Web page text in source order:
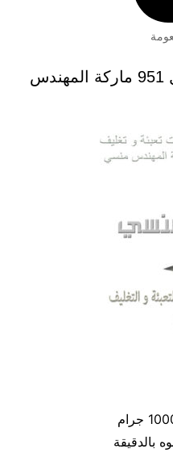
ماكينات تعبئة دقيق موديل 951 ماركة المهندس